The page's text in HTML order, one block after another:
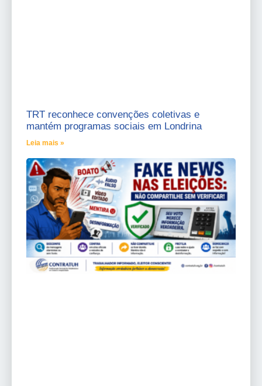
TRT reconhece convenções coletivas e
mantém programas sociais em Londrina
Leia mais »